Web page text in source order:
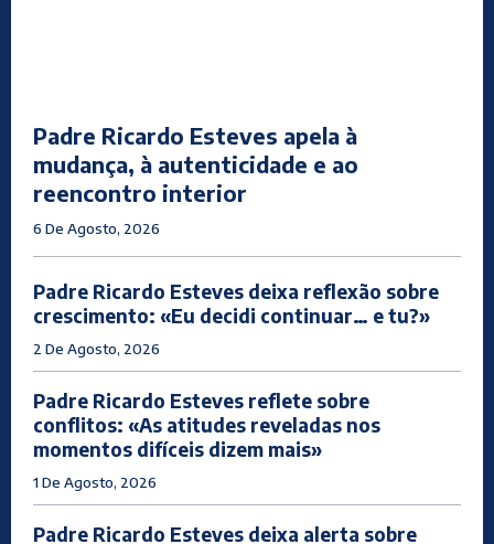
Padre Ricardo Esteves apela à
mudança, à autenticidade e ao
reencontro interior
6 De Agosto, 2026
Padre Ricardo Esteves deixa reflexão sobre
crescimento: «Eu decidi continuar… e tu?»
2 De Agosto, 2026
Padre Ricardo Esteves reflete sobre
conflitos: «As atitudes reveladas nos
momentos difíceis dizem mais»
1 De Agosto, 2026
Padre Ricardo Esteves deixa alerta sobre